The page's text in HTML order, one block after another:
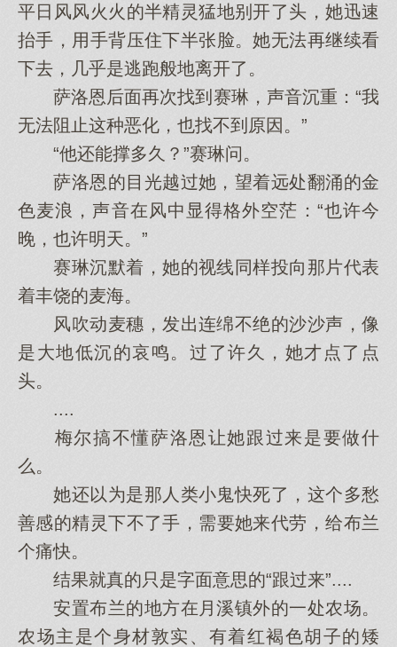
平日风风火火的半精灵猛地别开了头，她迅速
抬手，用手背压住下半张脸。她无法再继续看
下去，几乎是逃跑般地离开了。
萨洛恩后面再次找到赛琳，声音沉重：“我
无法阻止这种恶化，也找不到原因。”
“他还能撑多久？”赛琳问。
萨洛恩的目光越过她，望着远处翻涌的金
色麦浪，声音在风中显得格外空茫：“也许今
晚，也许明天。”
赛琳沉默着，她的视线同样投向那片代表
着丰饶的麦海。
风吹动麦穗，发出连绵不绝的沙沙声，像
是大地低沉的哀鸣。过了许久，她才点了点
头。
....
梅尔搞不懂萨洛恩让她跟过来是要做什
么。
她还以为是那人类小鬼快死了，这个多愁
善感的精灵下不了手，需要她来代劳，给布兰
个痛快。
结果就真的只是字面意思的“跟过来”....
安置布兰的地方在月溪镇外的一处农场。
农场主是个身材敦实、有着红褐色胡子的矮